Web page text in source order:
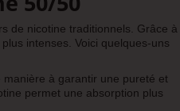
de nicotine traditionnels. Grâce à
intenses. Voici quelques-uns
manière à garantir une pureté et
permet une absorption plus